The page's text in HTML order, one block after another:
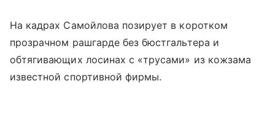
На кадрах Самойлова позирует в коротком
прозрачном рашгарде без бюстгальтера и
обтягивающих лосинах с «трусами» из кожзама
известной спортивной фирмы.